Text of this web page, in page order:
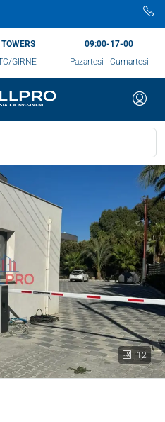
GİRNE
09:00-17-00
Pazartesi - Cumartesi
12